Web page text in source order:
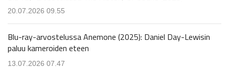
20.07.2026 09.55
Blu-ray-arvostelussa Anemone (2025): Daniel Day-Lewisin
paluu kameroiden eteen
13.07.2026 07.47